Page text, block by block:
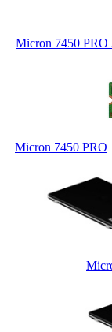
Micron 7450
Micron 7450 PRO